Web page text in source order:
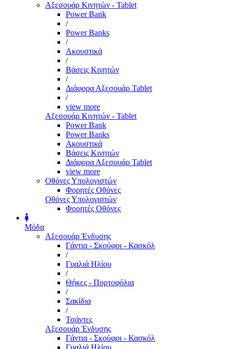
Αξεσουάρ Κινητών - Tablet
Power Bank
/
Power Banks
/
Ακουστικά
/
Βάσεις Κινητών
/
Διάφορα Αξεσουάρ Tablet
/
view more
Αξεσουάρ Κινητών - Tablet
Power Bank
Power Banks
Ακουστικά
Βάσεις Κινητών
Διάφορα Αξεσουάρ Tablet
view more
Οθόνες Υπολογιστών
Φορητές Οθόνες
Οθόνες Υπολογιστών
Φορητές Οθόνες
Μόδα
Αξεσουάρ Ένδυσης
Γάντια - Σκούφοι - Κασκόλ
/
Γυαλιά Ηλίου
/
Θήκες - Πορτοφόλια
/
Σακίδια
/
Τσάντες
Αξεσουάρ Ένδυσης
Γάντια - Σκούφοι - Κασκόλ
Γυαλιά Ηλίου